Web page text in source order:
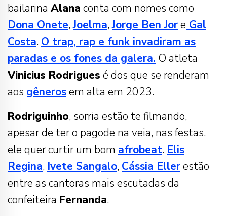
bailarina Alana conta com nomes como
Dona Onete,Joelma,Jorge Ben Jore Gal
Costa. O trap, rap e funk invadiram as
paradas e os fones da galera. O atleta
Vinicius Rodrigues é dos que se renderam
aos gênerosem alta em 2023.
Rodriguinho, sorria estão te filmando,
apesar de ter o pagode na veia, nas festas,
ele quer curtir um bom afrobeat. Elis
Regina, Ivete Sangalo, Cássia Ellerestão
entre as cantoras mais escutadas da
confeiteira Fernanda.